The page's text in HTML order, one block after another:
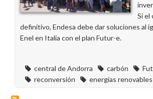
Si el
definitivo, Endesa debe dar soluciones al
Enel en Italia con el plan Futur-e.
central de Andorra carbón
reconversión
energías renovables